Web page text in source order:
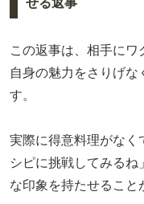
せる返事
この返事は、相手に
自身の魅力をさりげ
す。
実際に得意料理がなく
シピに挑戦してみる
な印象を持たせること